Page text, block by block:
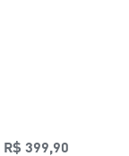
R$ 399,90